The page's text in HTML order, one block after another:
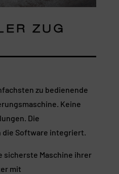
ZUG
zu bedienende
Keine
Die
die Software integriert.
sicherste Maschine ihrer
mit